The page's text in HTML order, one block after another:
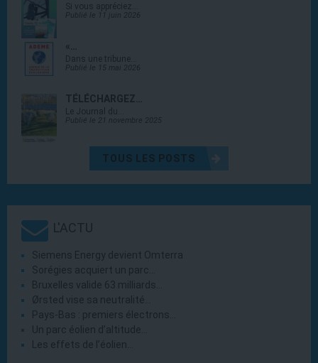
Si vous appréciez…
Publié le 11 juin 2026
«…
Dans une tribune…
Publié le 15 mai 2026
TÉLÉCHARGEZ…
Le Journal du…
Publié le 21 novembre 2025
TOUS LES POSTS
L'ACTU
Siemens Energy devient Omterra
Sorégies acquiert un parc…
Bruxelles valide 63 milliards…
Ørsted vise sa neutralité…
Pays-Bas : premiers électrons…
Un parc éolien d’altitude…
Les effets de l’éolien…